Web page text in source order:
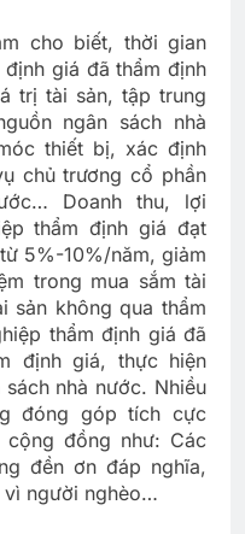
cho biết, thời gian
giá đã thẩm định
trị tài sản, tập trung
ngân sách nhà
thiết bị, xác định
chủ trương cổ phần
Doanh thu, lợi
thẩm định giá đạt
5%-10%/năm, giảm
trong mua sắm tài
sản không qua thẩm
thẩm định giá đã
định giá, thực hiện
nhà nước. Nhiều
đóng góp tích cực
đồng như: Các
đền ơn đáp nghĩa,
vì người nghèo…